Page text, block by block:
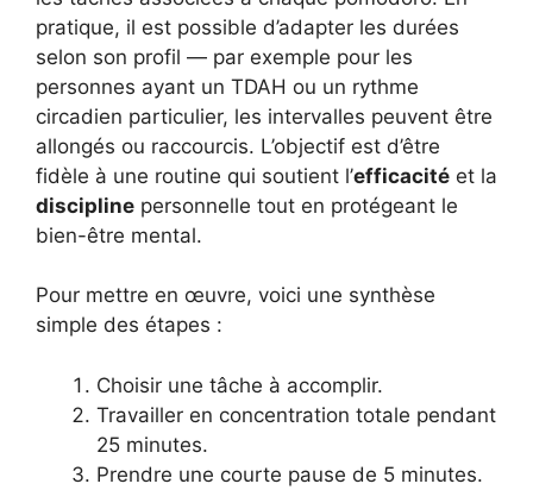
pratique, il est possible d’adapter les durées
selon son profil — par exemple pour les
personnes ayant un TDAH ou un rythme
circadien particulier, les intervalles peuvent être
allongés ou raccourcis. L’objectif est d’être
fidèle à une routine qui soutient l’efficacité et la
discipline personnelle tout en protégeant le
bien-être mental.
Pour mettre en œuvre, voici une synthèse
simple des étapes :
Choisir une tâche à accomplir.
Travailler en concentration totale pendant
25 minutes.
Prendre une courte pause de 5 minutes.